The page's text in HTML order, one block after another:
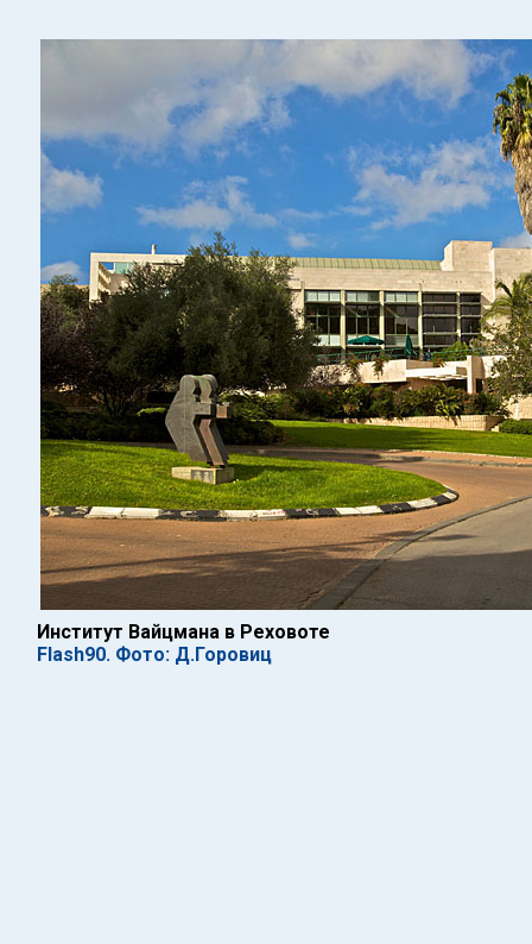
Институт Вайцмана в Реховоте
Flash90. Фото: Д.Горовиц